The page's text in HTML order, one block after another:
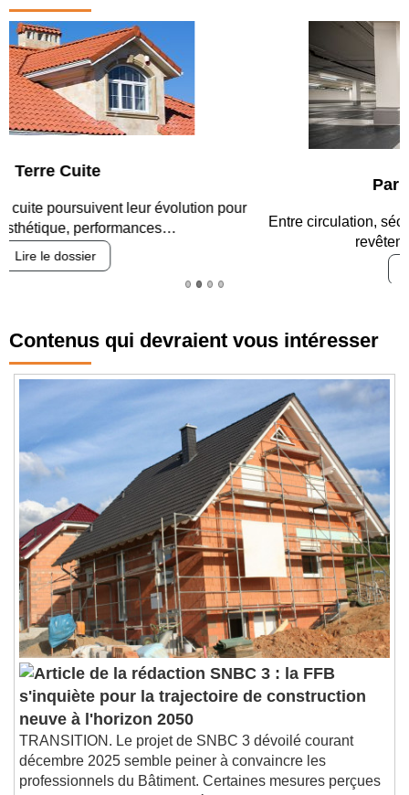
Entre circulation, sécurisation des accès, durabilité des
Contenus qui devraient vous intéresser
SNBC 3 : la FFB
s'inquiète pour la trajectoire de construction
neuve à l'horizon 2050
TRANSITION. Le projet de SNBC 3 dévoilé courant
décembre 2025 semble peiner à convaincre les